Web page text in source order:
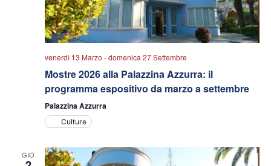
venerdì 13 Marzo -domenica 27 Settembre
Mostre 2026 alla Palazzina Azzurra: il
programma espositivo da marzo a settembre
Palazzina Azzurra
Culture
GIO